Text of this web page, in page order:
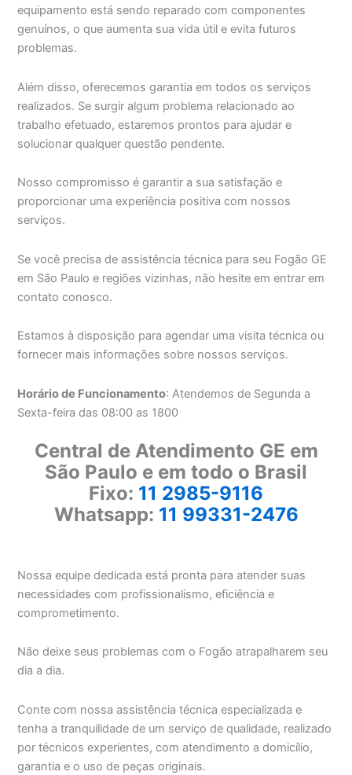
equipamento está sendo reparado com componentes
genuínos, o que aumenta sua vida útil e evita futuros
problemas.
Além disso, oferecemos garantia em todos os serviços
realizados. Se surgir algum problema relacionado ao
trabalho efetuado, estaremos prontos para ajudar e
solucionar qualquer questão pendente.
Nosso compromisso é garantir a sua satisfação e
proporcionar uma experiência positiva com nossos
serviços.
Se você precisa de assistência técnica para seu Fogão GE
em São Paulo e regiões vizinhas, não hesite em entrar em
contato conosco.
Estamos à disposição para agendar uma visita técnica ou
fornecer mais informações sobre nossos serviços.
Horário de Funcionamento: Atendemos de Segunda a
Sexta-feira das 08:00 as 1800
Central de Atendimento GE em
São Paulo e em todo o Brasil
Fixo: 11 2985-9116
Whatsapp: 11 99331-2476
Nossa equipe dedicada está pronta para atender suas
necessidades com profissionalismo, eficiência e
comprometimento.
Não deixe seus problemas com o Fogão atrapalharem seu
dia a dia.
Conte com nossa assistência técnica especializada e
tenha a tranquilidade de um serviço de qualidade, realizado
por técnicos experientes, com atendimento a domicílio,
garantia e o uso de peças originais.